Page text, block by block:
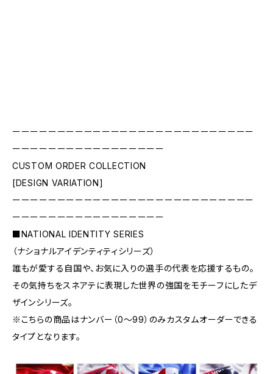
ーーーーーーーーーーーーーーーーーーーーーーーーーーー
ーーーーーーーーーーーーーーーーー
CUSTOM ORDER COLLECTION
[DESIGN VARIATION]
ーーーーーーーーーーーーーーーーーーーーーーーーーーー
ーーーーーーーーーーーーーーーーー
■NATIONAL IDENTITY SERIES
（ナショナルアイデンティティシリーズ）
誰もが愛する自国や、お気に入りの選手の代表を応援するもの。
その気持ちをスネアテに表現した世界の強国をモチーフにしたデ
ザインシリーズ。
※こちらの商品はナンバー（0〜99）のみカスタムオーダーできる
タイプとなります。